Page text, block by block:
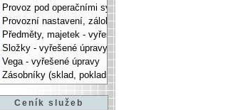
Provoz pod operačními systémy, technologické věci -
Provozní nastavení, zálohování, instalace, ... -
Předměty, majetek - vyřešené úpravy
Složky - vyřešené úpravy
Vega - vyřešené úpravy
Zásobníky (sklad, pokladna, bank. účet) - vyřešené
Ceník služeb